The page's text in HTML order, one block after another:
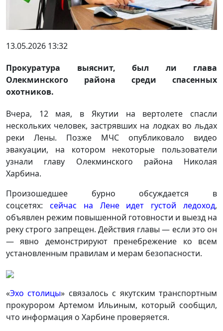
13.05.2026 13:32
Прокуратура выяснит, был ли глава
Олекминского района среди спасенных
охотников.
Вчера, 12 мая, в Якутии на вертолете спасли
нескольких человек, застрявших на лодках во льдах
реки Лены. Позже МЧС опубликовало видео
эвакуации, на котором некоторые пользователи
узнали главу Олекминского района Николая
Харбина.
Произошедшее бурно обсуждается в
соцсетях:
сейчас на Лене идет густой ледоход,
объявлен режим повышенной готовности и выезд на
реку строго запрещен. Действия главы — если это он
— явно демонстрируют пренебрежение ко всем
установленным правилам и мерам безопасности.
«Эхо столицы» связалось с якутским транспортным
прокурором Артемом Ильиным, который сообщил,
что информация о Харбине проверяется.